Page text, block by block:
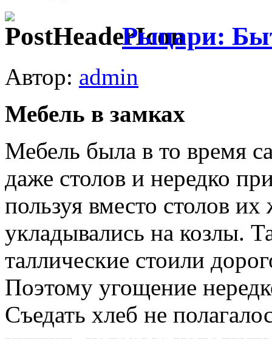
Рыцари:
Автор: admin
Мебель в замках
Мебель была в то время
даже столов и не­редко
пользуя вместо столов
укладывались на козлы.
таллические стоили
Поэтому угощение
Съедать хлеб не